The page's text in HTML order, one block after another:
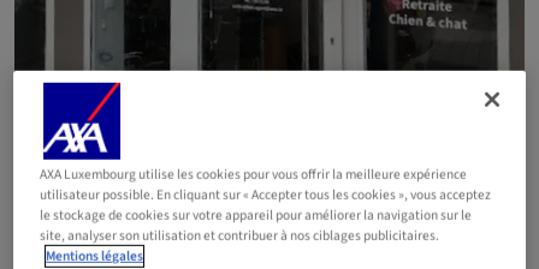
AXA Luxembourg utilise les cookies pour vous offrir la meilleure expérience
utilisateur possible. En cliquant sur « Accepter tous les cookies », vous acceptez
le stockage de cookies sur votre appareil pour améliorer la navigation sur le
site, analyser son utilisation et contribuer à nos ciblages publicitaires.
Mentions légales